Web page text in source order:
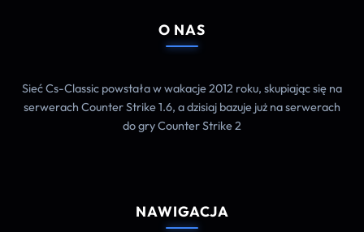
O NAS
Sieć Cs-Classic powstała w wakacje 2012 roku, skupiając się na
serwerach Counter Strike 1.6, a dzisiaj bazuje już na serwerach
do gry Counter Strike 2
NAWIGACJA